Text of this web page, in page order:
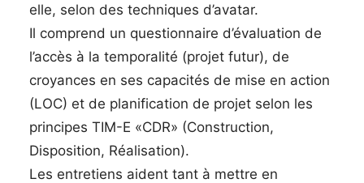
elle, selon des techniques d’avatar.
Il comprend un questionnaire d’évaluation de
l’accès à la temporalité (projet futur), de
croyances en ses capacités de mise en action
(LOC) et de planification de projet selon les
principes TIM-E «CDR» (Construction,
Disposition, Réalisation).
Les entretiens aident tant à mettre en